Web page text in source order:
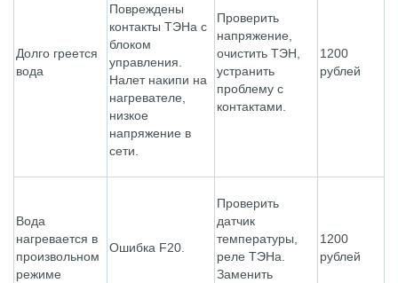
Долго греется
вода
Повреждены
контакты ТЭНа с
блоком
управления.
Налет накипи на
нагревателе,
низкое
напряжение в
сети.
Проверить
напряжение,
очистить ТЭН,
устранить
проблему с
контактами.
1200
рублей
Вода
нагревается в
произвольном
режиме
Ошибка F20.
Проверить
датчик
температуры,
реле ТЭНа.
Заменить
1200
рублей